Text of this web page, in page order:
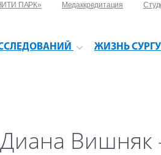
ПАРК» Медаккредитация
ЖИЗНЬ СУРГУ
Вишняк